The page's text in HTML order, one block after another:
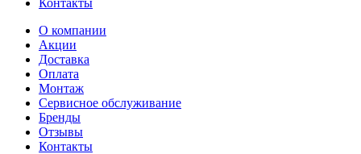
Контакты
О компании
Акции
Доставка
Оплата
Монтаж
Сервисное обслуживание
Бренды
Отзывы
Контакты